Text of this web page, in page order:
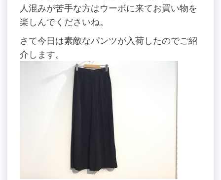
人混みが苦手な方はウーボに来てお買い物を
楽しんでくださいね。
さて今日は素敵なパンツが入荷したのでご紹
介します。